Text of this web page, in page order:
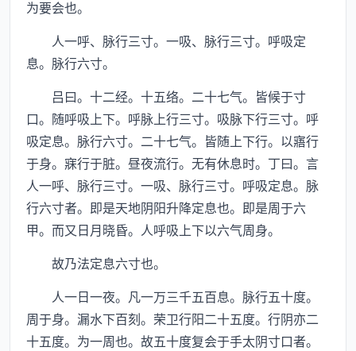
为要会也。
人一呼、脉行三寸。一吸、脉行三寸。呼吸定
息。脉行六寸。
吕曰。十二经。十五络。二十七气。皆候于寸
口。随呼吸上下。呼脉上行三寸。吸脉下行三寸。呼
吸定息。脉行六寸。二十七气。皆随上下行。以寤行
于身。寐行于脏。昼夜流行。无有休息时。丁曰。言
人一呼、脉行三寸。一吸、脉行三寸。呼吸定息。脉
行六寸者。即是天地阴阳升降定息也。即是周于六
甲。而又日月晓昏。人呼吸上下以六气周身。
故乃法定息六寸也。
人一日一夜。凡一万三千五百息。脉行五十度。
周于身。漏水下百刻。荣卫行阳二十五度。行阴亦二
十五度。为一周也。故五十度复会于手太阴寸口者。